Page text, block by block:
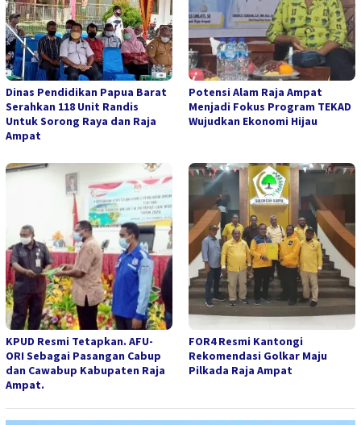
Dinas Pendidikan Papua Barat
Serahkan 118 Unit Randis
Untuk Sorong Raya dan Raja
Ampat
Potensi Alam Raja Ampat
Menjadi Fokus Program TEKAD
Wujudkan Ekonomi Hijau
KPUD Resmi Tetapkan. AFU-
ORI Sebagai Pasangan Cabup
dan Cawabup Kabupaten Raja
Ampat.
FOR4 Resmi Kantongi
Rekomendasi Golkar Maju
Pilkada Raja Ampat